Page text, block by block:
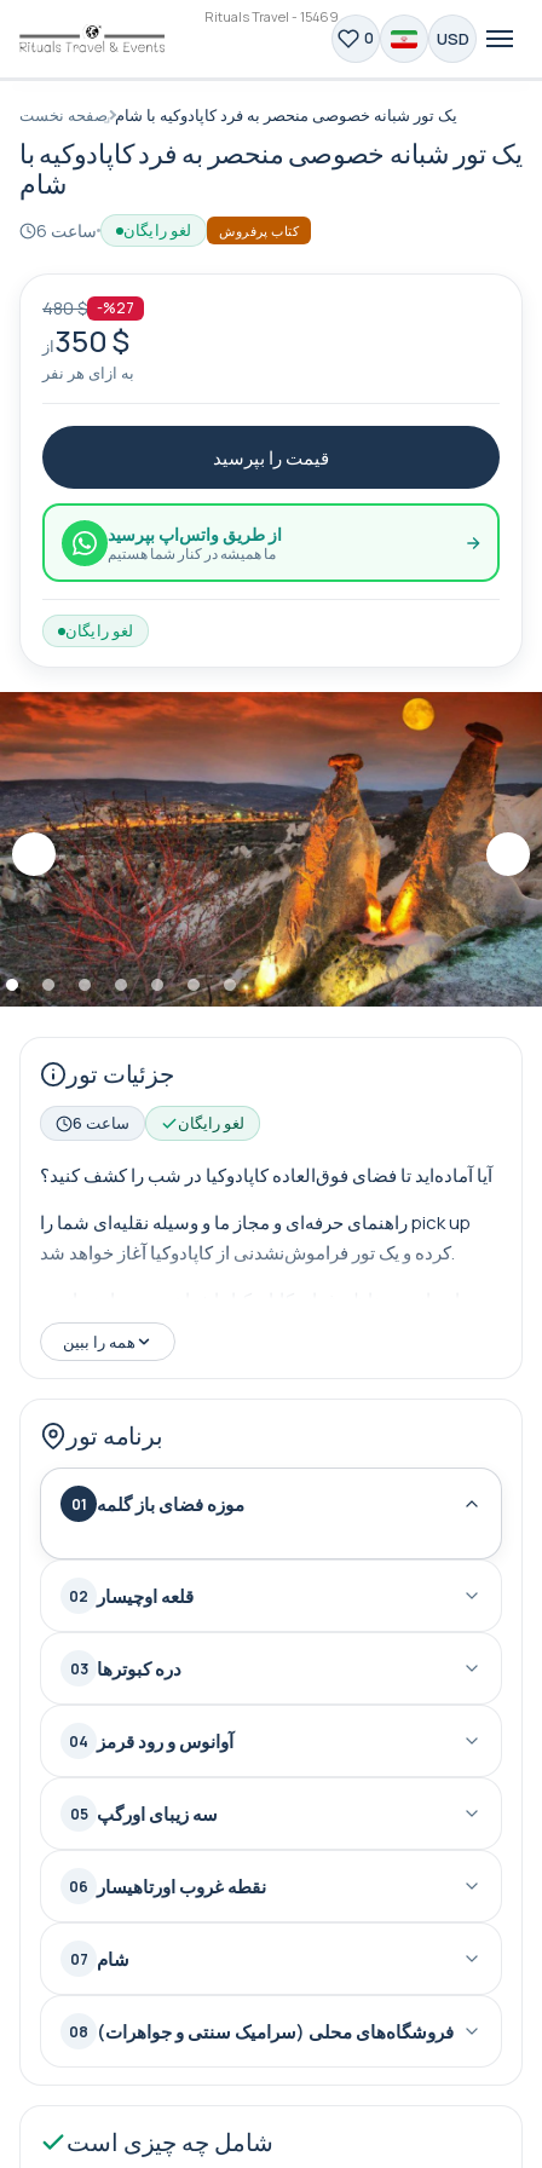
Rituals Travel - 15469
0 USD
صفحه نخست یک تور شبانه خصوصی منحصر به فرد کاپادوکیه با شام
یک تور شبانه خصوصی منحصر به فرد کاپادوکیه با
شام
6 ساعت لغو رایگان کتاب پرفروش
جزئیات تور
6 ساعت لغو رایگان
آیا آماده‌اید تا فضای فوق‌العاده کاپادوکیا در شب را کشف کنید؟
راهنمای حرفه‌ای و مجاز ما و وسیله نقلیه‌ای شما را pick up
کرده و یک تور فراموش‌نشدنی از کاپادوکیا آغاز خواهد شد.
·موزه فضای باز گورمه
· قلعه اوچ‌هیسار
·
·شهر آوانوس و رودخانه قرمز
·شام
در پایان تور، وسیله نقلیه ما شما را در محل مورد نظرتان پیاده
همه را ببین
برنامه تور
01 موزه فضای باز گلمه
02 قلعه اوچیسار
03 دره کبوترها
04 آوانوس و رود قرمز
05 سه زیبای اورگپ
06 نقطه غروب اورتاهیسار
07 شام
08 فروشگاه‌های محلی (سرامیک سنتی و جواهرات)
شامل چه چیزی است
480 $ -%27
از350 $
به ازای هر نفر
قیمت را بپرسید
از طریق واتس‌اپ بپرسید
ما همیشه در کنار شما هستیم
لغو رایگان